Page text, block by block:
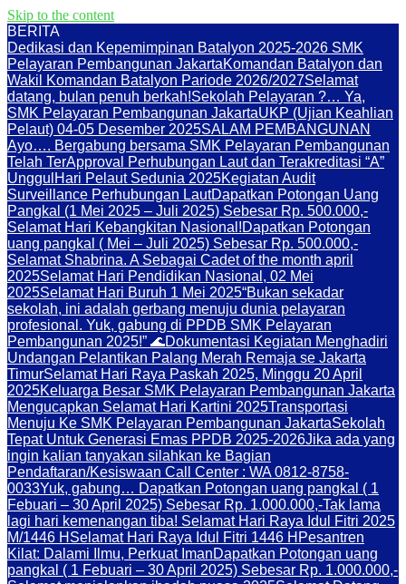
Skip to the content
BERITA
Dedikasi dan Kepemimpinan Batalyon 2025-2026 SMK
Pelayaran Pembangunan JakartaKomandan Batalyon dan
Wakil Komandan Batalyon Pariode 2026/2027Selamat
datang, bulan penuh berkah!Sekolah Pelayaran ?… Ya,
SMK Pelayaran Pembangunan JakartaUKP (Ujian Keahlian
Pelaut) 04-05 Desember 2025SALAM PEMBANGUNAN
Ayo…. Bergabung bersama SMK Pelayaran Pembangunan
Telah TerApproval Perhubungan Laut dan Terakreditasi “A”
Unggul Hari Pelaut Sedunia 2025Kegiatan Audit
Surveillance Perhubungan LautDapatkan Potongan Uang
Pangkal (1 Mei 2025 – Juli 2025) Sebesar Rp. 500.000,-
Selamat Hari Kebangkitan Nasional!Dapatkan Potongan
uang pangkal ( Mei – Juli 2025) Sebesar Rp. 500.000,-
Selamat Shabrina. A Sebagai Cadet of the month april
2025Selamat Hari Pendidikan Nasional, 02 Mei
2025Selamat Hari Buruh 1 Mei 2025“Bukan sekadar
sekolah, ini adalah gerbang menuju dunia pelayaran
profesional. Yuk, gabung di PPDB SMK Pelayaran
Pembangunan 2025!” 🌊Dokumentasi Kegiatan Menghadiri
Undangan Pelantikan Palang Merah Remaja se Jakarta
TimurSelamat Hari Raya Paskah 2025, Minggu 20 April
2025Keluarga Besar SMK Pelayaran Pembangunan Jakarta
Mengucapkan Selamat Hari Kartini 2025Transportasi
Menuju Ke SMK Pelayaran Pembangunan JakartaSekolah
Tepat Untuk Generasi Emas PPDB 2025-2026Jika ada yang
ingin kalian tanyakan silahkan ke Bagian
Pendaftaran/Kesiswaan Call Center : WA 0812-8758-
0033Yuk, gabung… Dapatkan Potongan uang pangkal ( 1
Febuari – 30 April 2025) Sebesar Rp. 1.000.000,-Tak lama
lagi hari kemenangan tiba! Selamat Hari Raya Idul Fitri 2025
M/1446 H Selamat Hari Raya Idul Fitri 1446 H Pesantren
Kilat: Dalami Ilmu, Perkuat ImanDapatkan Potongan uang
pangkal ( 1 Febuari – 30 April 2025) Sebesar Rp. 1.000.000,-